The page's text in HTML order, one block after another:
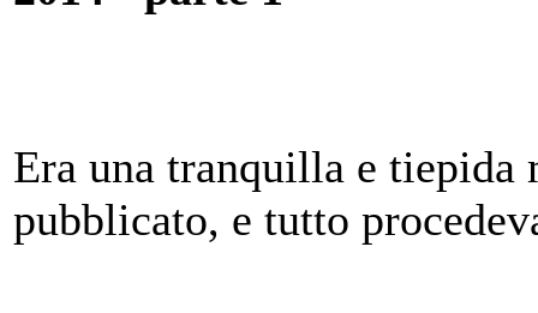
Era una tranquilla e
pubblicato, e tutto